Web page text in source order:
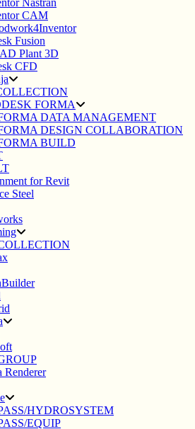
CAM
Fusion
Plant 3D
CFD
FORMA
DATA MANAGEMENT
DESIGN COLLABORATION
BUILD
for Revit
Steel
Renderer
HYDROSYSTEM
EQUIP